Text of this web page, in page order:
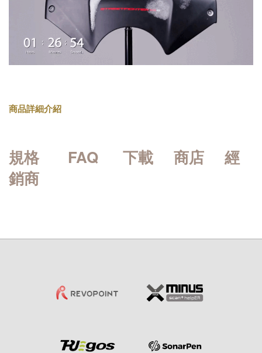
商品詳細介紹
規格 FAQ 下載 商店
經
銷商